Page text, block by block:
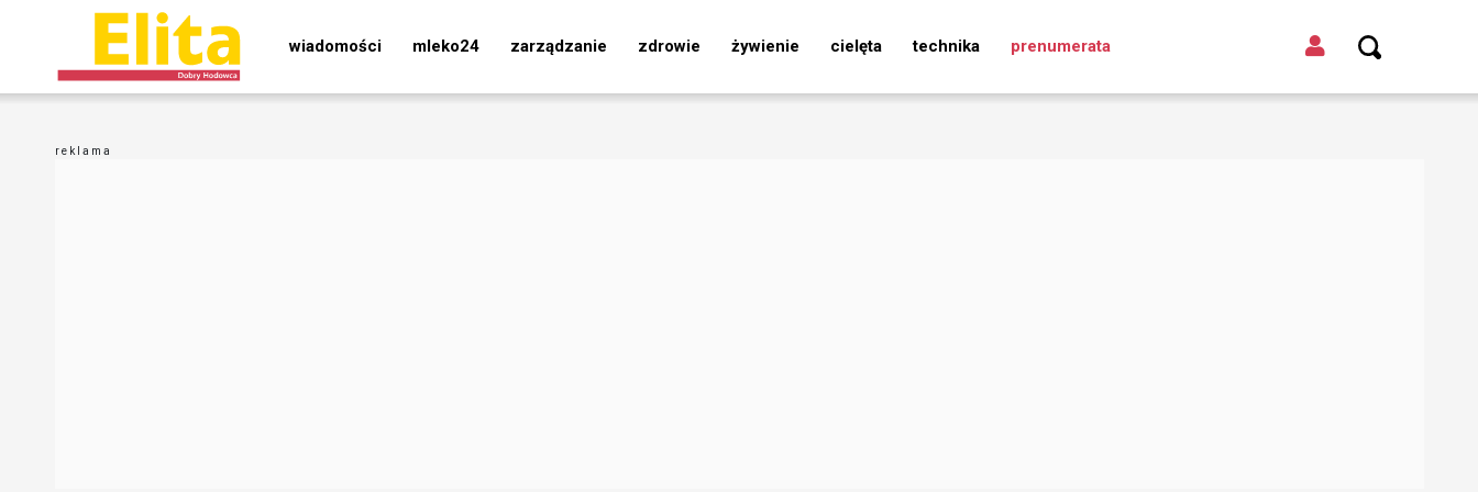
wiadomości mleko24 zarządzanie zdrowie żywienie cielęta technika prenumerata